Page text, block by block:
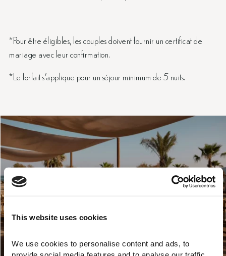
This website uses cookies
We use cookies to personalise content and ads, to
*Pour être éligibles, les couples doivent fournir un certificat de
mariage avec leur confirmation.
*Le forfait s’applique pour un séjour minimum de 5 nuits.